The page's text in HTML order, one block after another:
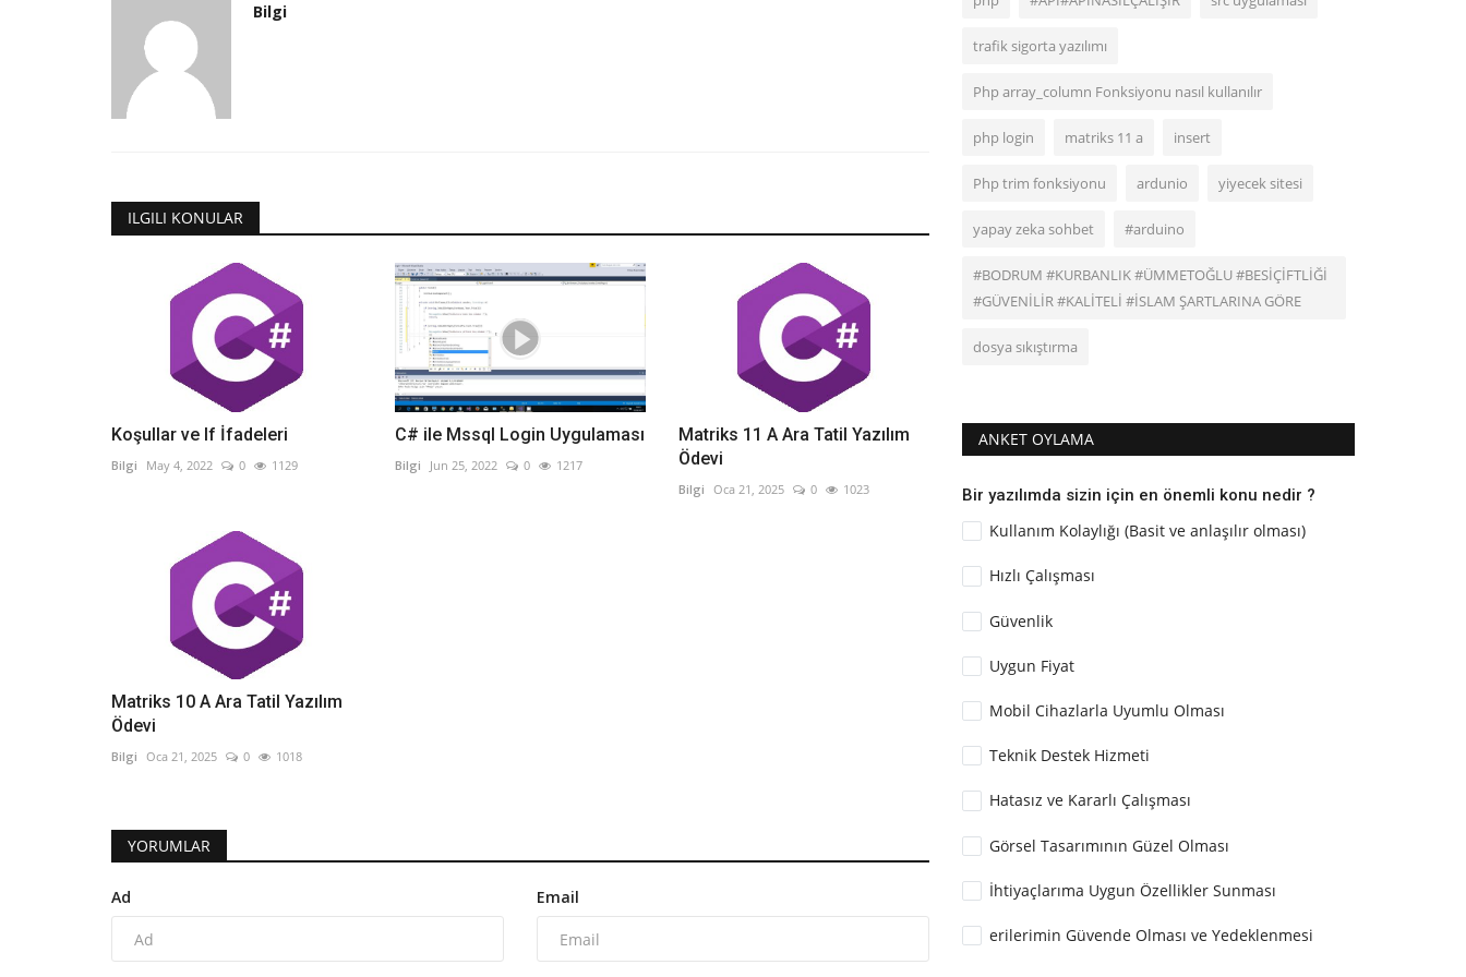
Bilgi
ILGILI KONULAR
Koşullar ve If İfadeleri
Bilgi May 4, 2022 0 1129
C# ile Mssql Login Uygulaması
Bilgi Jun 25, 2022 0 1217
Matriks 11 A Ara Tatil Yazılım
Ödevi
Bilgi Oca 21, 2025 0 1023
Matriks 10 A Ara Tatil Yazılım
Ödevi
Bilgi Oca 21, 2025 0 1018
YORUMLAR
Ad Email
trafik sigorta yazılımı
Php array_column Fonksiyonu nasıl kullanılır
php login matriks 11 a insert
Php trim fonksiyonu ardunio yiyecek sitesi
yapay zeka sohbet #arduino
#BODRUM #KURBANLIK #ÜMMETOĞLU #BESİÇİFTLİĞİ
#GÜVENİLİR #KALİTELİ #İSLAM ŞARTLARINA GÖRE
dosya sıkıştırma
ANKET OYLAMA
Bir yazılımda sizin için en önemli konu nedir ?
Kullanım Kolaylığı (Basit ve anlaşılır olması)
Hızlı Çalışması
Güvenlik
Uygun Fiyat
Mobil Cihazlarla Uyumlu Olması
Teknik Destek Hizmeti
Hatasız ve Kararlı Çalışması
Görsel Tasarımının Güzel Olması
İhtiyaçlarıma Uygun Özellikler Sunması
erilerimin Güvende Olması ve Yedeklenmesi